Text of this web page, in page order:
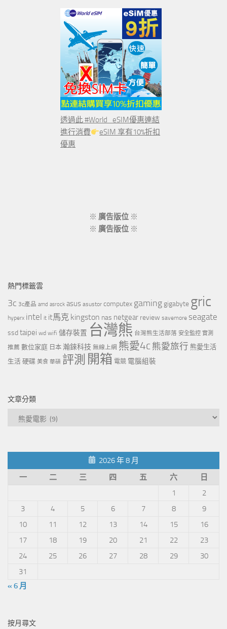
透過此 #World_eSIM優惠連結
進行消費
eSIM 享有10%折扣
優惠
※ 廣告版位 ※
※ 廣告版位 ※
熱門標籤雲
3c 3c產品 amd asrock asus asustor computex gaming gigabyte gric
hyperx intel it it馬克 kingston nas netgear review savemore seagate
ssdtaipei wd wifi 儲存裝置 台灣熊 台灣熊生活部落 安全監控 實測
推薦 數位家庭 日本 瀚錸科技 無線上網 熊愛4c熊愛旅行 熊愛生活
生活 硬碟 美食 華碩 評測 開箱 電競 電腦組裝
文章分類
類
2026 年 8 月
一
二 三 四 五 六
日
1
2
3
4 5 6 7 8
9
10
11 12 13 14 15
16
17
18 19 20 21 22
23
24
25 26 27 28 29
30
31
« 6 月
按月尋文